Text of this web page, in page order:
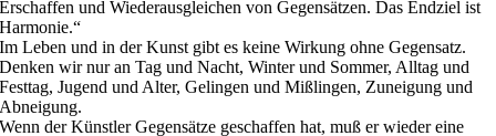
Erschaffen und Wiederausgleichen von Gegensätzen. Das Endziel ist
Harmonie.“
Im Leben und in der Kunst gibt es keine Wirkung ohne Gegensatz.
Denken wir nur an Tag und Nacht, Winter und Sommer, Alltag und
Festtag, Jugend und Alter, Gelingen und Mißlingen, Zuneigung und
Abneigung.
Wenn der Künstler Gegensätze geschaffen hat, muß er wieder eine